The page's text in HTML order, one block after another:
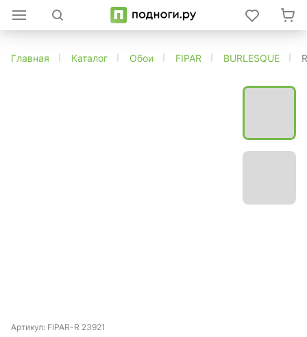
Главная Каталог Обои FIPAR BURLESQUE
Артикул: FIPAR-R 23921